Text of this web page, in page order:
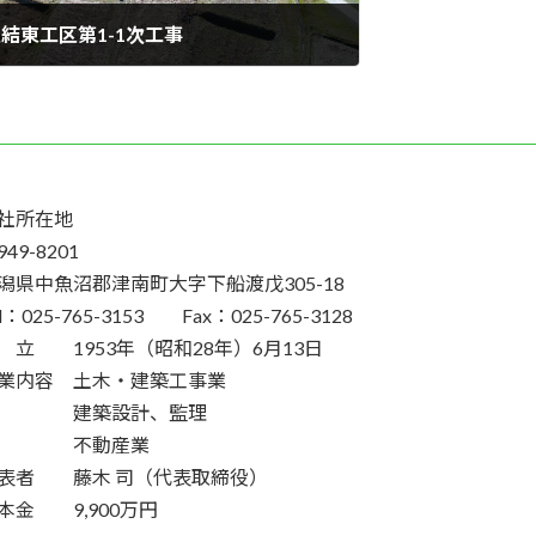
東⼯区第1-1次⼯事
所在地
8201
県中魚沼郡津南町大字下船渡戊305-18
：025-765-3153 Fax：025-765-3128
立 1953年（昭和28年）6月13日
内容 土木・建築工事業
築設計、監理
動産業
者 藤木 司（代表取締役）
金 9,900万円